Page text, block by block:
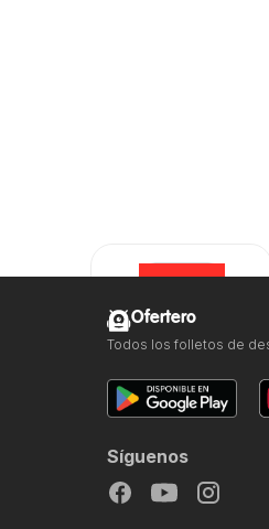
Ofertero
Todos los folletos de
Síguenos